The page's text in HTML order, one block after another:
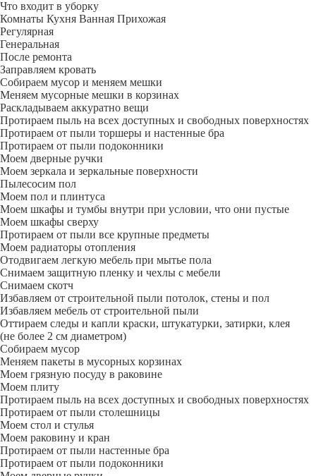
Что входит в уборку
Регу­лярная
Гене­ральная
После ремонта
Заправляем кровать
Собираем мусор и меняем мешки
Меняем мусорные мешки в корзинах
Раскладываем аккуратно вещи
Протираем пыль на всех доступных и свободных поверхностях
Протираем от пыли торшеры и настенные бра
Протираем от пыли подоконники
Моем дверные ручки
Моем зеркала и зеркальные поверхности
Пылесосим пол
Моем пол и плинтуса
Моем шкафы и тумбы внутри при условии, что они пустые
Моем шкафы сверху
Протираем от пыли все крупные предметы
Моем радиаторы отопления
Отодвигаем легкую мебель при мытье пола
Снимаем защитную пленку и чехлы с мебели
Снимаем скотч
Избавляем от строительной пыли потолок, стены и пол
Избавляем мебель от строительной пыли
Оттираем следы и капли краски, штукатурки, затирки, клея
(не более 2 см диаметром)
Собираем мусор
Меняем пакеты в мусорных корзинах
Моем грязную посуду в раковине
Моем плиту
Протираем пыль на всех доступных и свободных поверхностях
Протираем от пыли столешницы
Моем стол и стулья
Моем раковину и кран
Протираем от пыли настенные бра
Протираем от пыли подоконники